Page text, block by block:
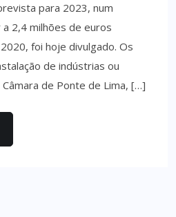
para 2023, num
2,4 milhões de euros
foi hoje divulgado. Os
de indústrias ou
de Ponte de Lima, […]